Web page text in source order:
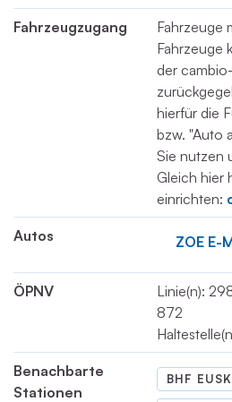
Fahrzeugzugang
Fahrzeuge
Fahrzeuge
der
hierfür die
bzw. "Auto
Sie nutzen
Gleich hier
einrichten:
Autos ZOE E-
ÖPNV
Linie(n):
872
Benachbarte
Stationen
BHF